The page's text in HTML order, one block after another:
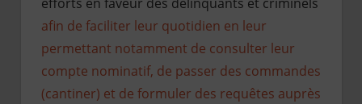
afin de faciliter leur quotidien en leur
permettant notamment de consulter leur
compte nominatif, de passer des commandes
(cantiner) et de formuler des requêtes auprès